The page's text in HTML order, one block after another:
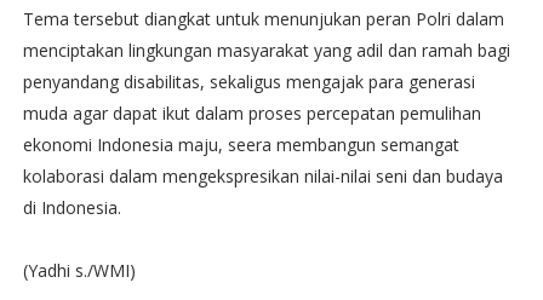
Tema tersebut diangkat untuk menunjukan peran Polri dalam
menciptakan lingkungan masyarakat yang adil dan ramah bagi
penyandang disabilitas, sekaligus mengajak para generasi
muda agar dapat ikut dalam proses percepatan pemulihan
ekonomi Indonesia maju, seera membangun semangat
kolaborasi dalam mengekspresikan nilai-nilai seni dan budaya
di Indonesia.
(Yadhi s./WMI)